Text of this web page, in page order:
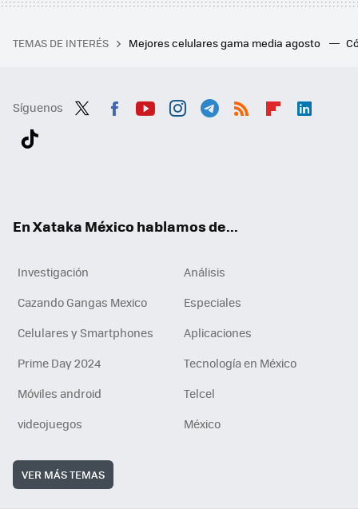
TEMAS DE INTERÉS Mejores celulares gama media agosto
Síguenos
En Xataka México hablamos de...
Investigación
Análisis
Cazando Gangas Mexico
Especiales
Celulares y Smartphones
Aplicaciones
Prime Day 2024
Tecnología en México
Móviles android
Telcel
videojuegos
México
VER MÁS TEMAS